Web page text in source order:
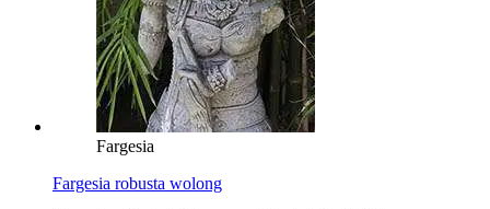
Fargesia
Fargesia robusta wolong